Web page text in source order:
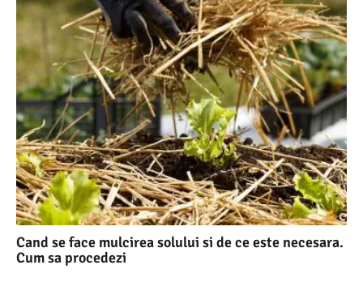
Cand se face mulcirea solului si de ce este necesara.
Cum sa procedezi